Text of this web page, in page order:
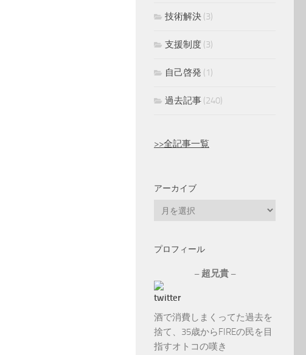
技術解決 (3)
支援制度 (3)
自己啓発 (1)
過去記事 (240)
>>全記事一覧
アーカイブ
イ
プロフィール
– 超兄貴 –
酒で消費しまくってた過去を
捨て、35歳からFIREの民を目
指すオトコの嘆き